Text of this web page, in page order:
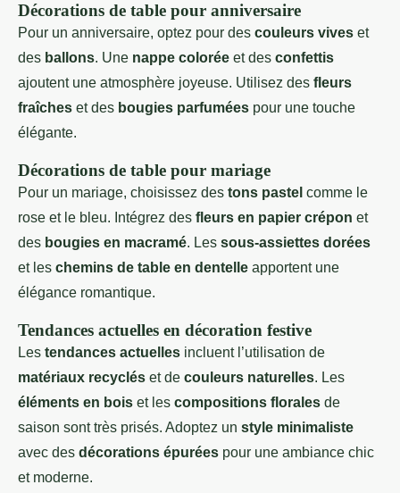
Décorations de table pour anniversaire
Pour un anniversaire, optez pour des couleurs vives et
des ballons. Une nappe colorée et des confettis
ajoutent une atmosphère joyeuse. Utilisez des fleurs
fraîches et des bougies parfumées pour une touche
élégante.
Décorations de table pour mariage
Pour un mariage, choisissez des tons pastel comme le
rose et le bleu. Intégrez des fleurs en papier crépon et
des bougies en macramé. Les sous-assiettes dorées
et les chemins de table en dentelle apportent une
élégance romantique.
Tendances actuelles en décoration festive
Les tendances actuelles incluent l’utilisation de
matériaux recyclés et de couleurs naturelles. Les
éléments en bois et les compositions florales de
saison sont très prisés. Adoptez un style minimaliste
avec des décorations épurées pour une ambiance chic
et moderne.